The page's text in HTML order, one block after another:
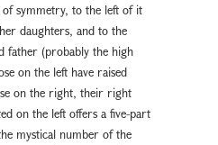
of symmetry, to the left of it
daughters, and to the
father (probably the high
on the left have raised
on the right, their right
on the left offers a five-part
mystical number of the